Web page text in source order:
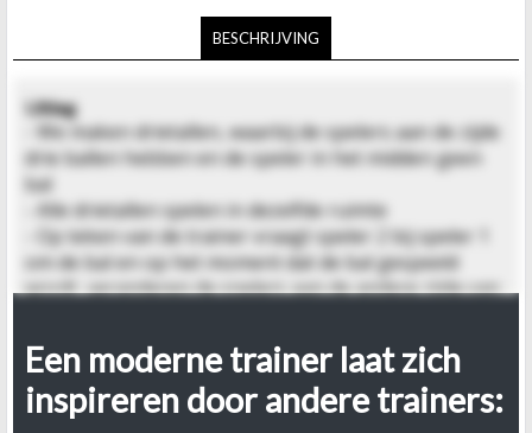
BESCHRIJVING
Uitleg
- We maken drietallen, waarbij de spelers aan de zijde
drie ballen hebben en de speler in het midden geen
bal
- Alle drietallen spelen in dezelfde ruimte
- Op teken van de trainer vraagt speler 2 bij speler 1
om de bal en op het moment dat de bal gespeeld
wordt, veranderen de spelers aan de andere zijde van
- Speler 2 kijkt over de schouder en zoekt de derde
speler van het drietal en speelt de bal naar de juiste
persoon
- Nu vraagt speler 2 bij speler 3 om de bal en moet hij
Een moderne trainer laat zich
inspireren door andere trainers: